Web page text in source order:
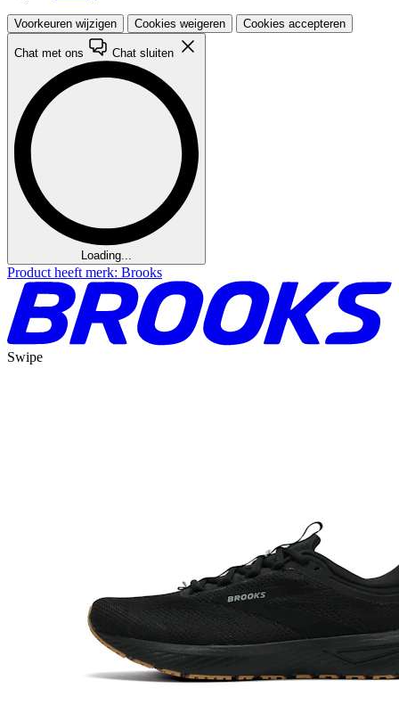
Voorkeuren wijzigen Cookies weigeren Cookies accepteren
Chat met ons Chat sluiten
Loading...
Product heeft merk: Brooks
Swipe